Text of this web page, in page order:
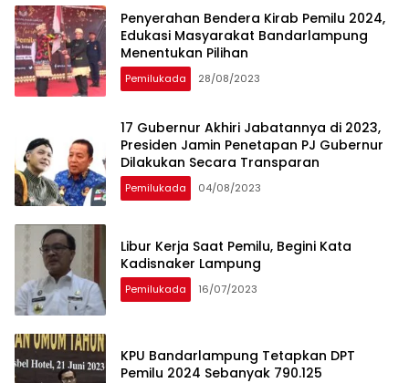
Penyerahan Bendera Kirab Pemilu 2024,
Edukasi Masyarakat Bandarlampung
Menentukan Pilihan
Pemilukada 28/08/2023
17 Gubernur Akhiri Jabatannya di 2023,
Presiden Jamin Penetapan PJ Gubernur
Dilakukan Secara Transparan
Pemilukada 04/08/2023
Libur Kerja Saat Pemilu, Begini Kata
Kadisnaker Lampung
Pemilukada 16/07/2023
KPU Bandarlampung Tetapkan DPT
Pemilu 2024 Sebanyak 790.125